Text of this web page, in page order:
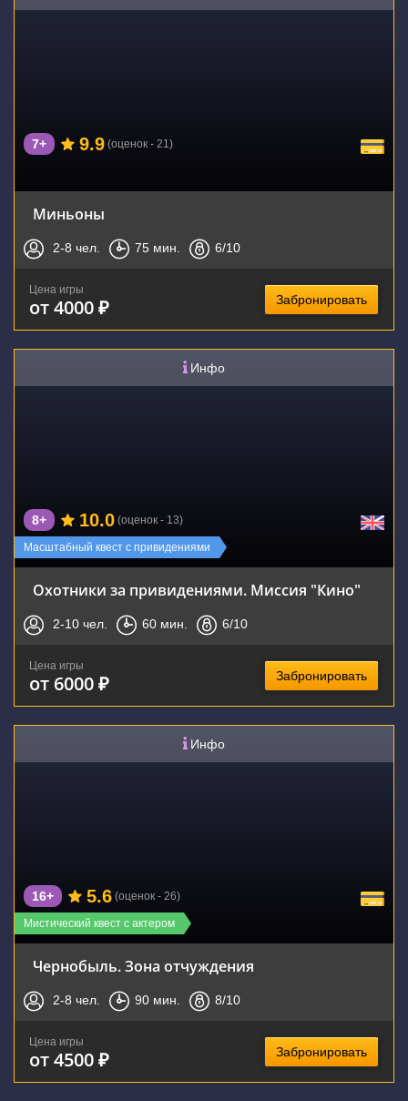
7+ 9.9 (оценок - 21)
Миньоны
2-8 чел. 75 мин. 6/10
Цена игры
от 4000 ₽ Забронировать
Инфо
Масштабный квест с привидениями
8+ 10.0 (оценок - 13)
Охотники за привидениями. Миссия "Кино"
2-10 чел. 60 мин. 6/10
Цена игры
от 6000 ₽ Забронировать
Инфо
Мистический квест с актером
16+ 5.6 (оценок - 26)
Чернобыль. Зона отчуждения
2-8 чел. 90 мин. 8/10
Цена игры
от 4500 ₽ Забронировать